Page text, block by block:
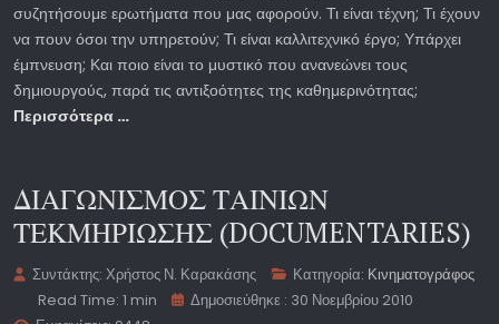
συζητήσουμε ερωτήματα που μας αφορούν. Τι είναι τέχνη; Τι έχουν
να πουν όσοι την υπηρετούν; Τι είναι καλλιτεχνικό έργο; Υπάρχει
έμπνευση; Και ποιο είναι το μυστικό που ανανεώνει τους
δημιουργούς, παρά τις αντιξοότητες της καθημερινότητας;
Περισσότερα …
ΔΙΑΓΩΝΙΣΜΟΣ ΤΑΙΝΙΩΝ
ΤΕΚΜΗΡΙΩΣΗΣ (DOCUMENTARIES)
Συντάκτης:Χρήστος Ν. Καρακάσης Κατηγορία: Κινηματογράφος
Read Time: 1 min
Δημοσιεύθηκε : 30 Νοεμβρίου 2010